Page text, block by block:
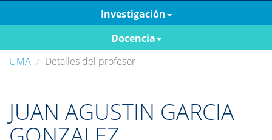
Investigación
Docencia
UMA
Detalles del profesor
JUAN AGUSTIN GARCIA